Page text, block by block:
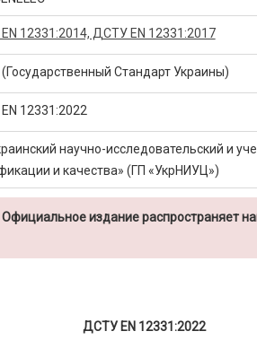
12331:2014, ДСТУ EN 12331:2017
Стандарт Украины)
12331:2022
научно-исследовательский и
и качества» (ГП «УкрНИУЦ»)
издание распространяет
ДСТУ EN 12331:2022